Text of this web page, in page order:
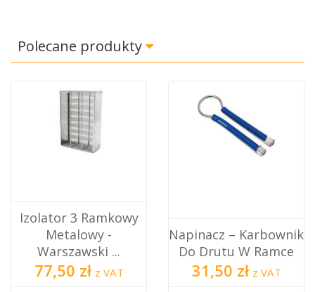
Polecane produkty
Izolator 3 Ramkowy
Metalowy -
Warszawski ...
77,50 zł z VAT
Napinacz – Karbownik
Do Drutu W Ramce
31,50 zł z VAT